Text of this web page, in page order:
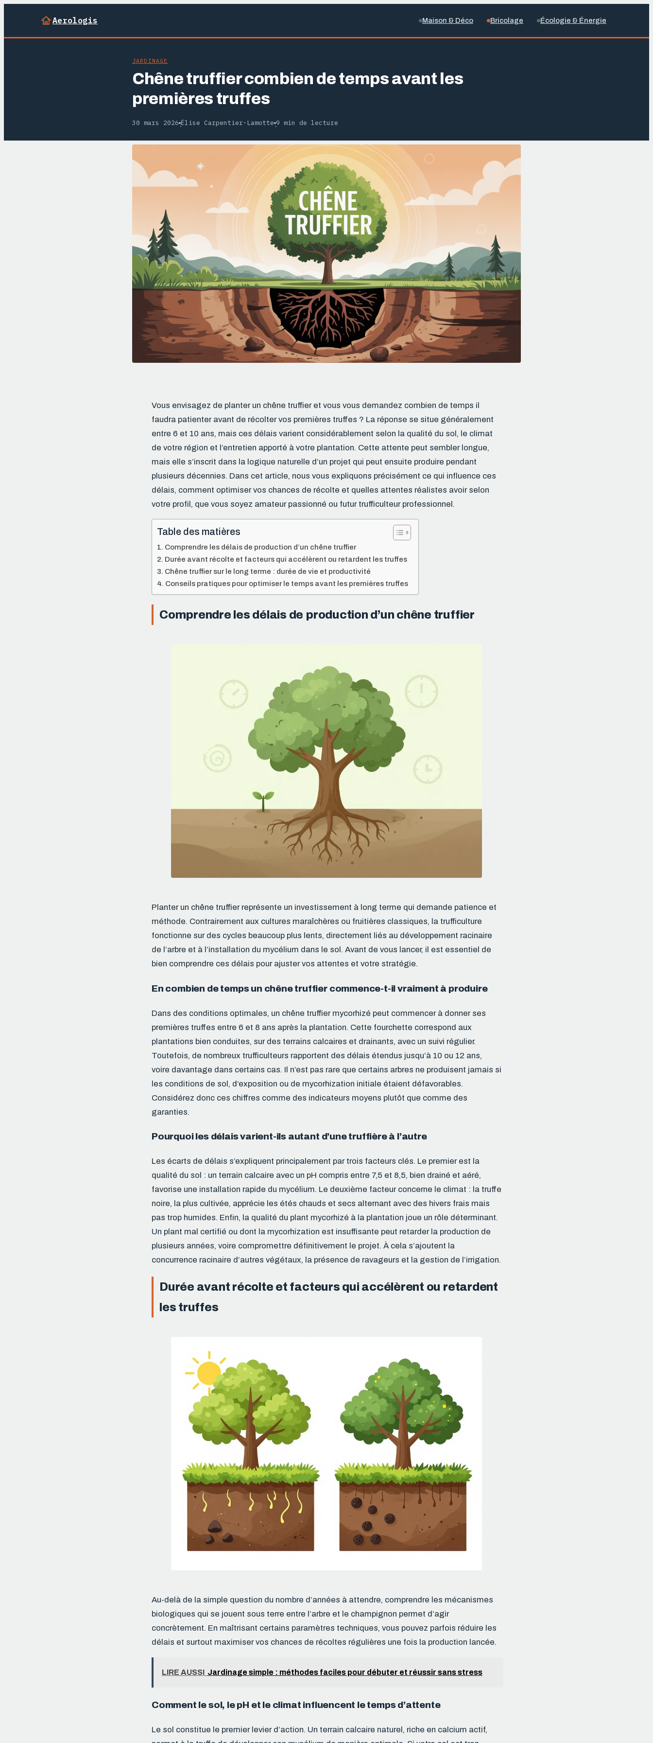
Aerologis Maison & Déco Bricolage Écologie & Énergie
JARDINAGE
Chêne truffier combien de temps avant les
premières truffes
30 mars 2026·Élise Carpentier-Lamotte·9 min de lecture
Vous envisagez de planter un chêne truffier et vous vous demandez combien de temps il
faudra patienter avant de récolter vos premières truffes ? La réponse se situe généralement
entre 6 et 10 ans, mais ces délais varient considérablement selon la qualité du sol, le climat
de votre région et l’entretien apporté à votre plantation. Cette attente peut sembler longue,
mais elle s’inscrit dans la logique naturelle d’un projet qui peut ensuite produire pendant
plusieurs décennies. Dans cet article, nous vous expliquons précisément ce qui influence ces
délais, comment optimiser vos chances de récolte et quelles attentes réalistes avoir selon
votre profil, que vous soyez amateur passionné ou futur trufficulteur professionnel.
Table des matières
Comprendre les délais de production d’un chêne truffier
Durée avant récolte et facteurs qui accélèrent ou retardent les truffes
Chêne truffier sur le long terme : durée de vie et productivité
Conseils pratiques pour optimiser le temps avant les premières truffes
Comprendre les délais de production d’un chêne truffier
Planter un chêne truffier représente un investissement à long terme qui demande patience et
méthode. Contrairement aux cultures maraîchères ou fruitières classiques, la trufficulture
fonctionne sur des cycles beaucoup plus lents, directement liés au développement racinaire
de l’arbre et à l’installation du mycélium dans le sol. Avant de vous lancer, il est essentiel de
bien comprendre ces délais pour ajuster vos attentes et votre stratégie.
En combien de temps un chêne truffier commence-t-il vraiment à produire
Dans des conditions optimales, un chêne truffier mycorhizé peut commencer à donner ses
premières truffes entre 6 et 8 ans après la plantation. Cette fourchette correspond aux
plantations bien conduites, sur des terrains calcaires et drainants, avec un suivi régulier.
Toutefois, de nombreux trufficulteurs rapportent des délais étendus jusqu’à 10 ou 12 ans,
voire davantage dans certains cas. Il n’est pas rare que certains arbres ne produisent jamais si
les conditions de sol, d’exposition ou de mycorhization initiale étaient défavorables.
Considérez donc ces chiffres comme des indicateurs moyens plutôt que comme des
garanties.
Pourquoi les délais varient-ils autant d’une truffière à l’autre
Les écarts de délais s’expliquent principalement par trois facteurs clés. Le premier est la
qualité du sol : un terrain calcaire avec un pH compris entre 7,5 et 8,5, bien drainé et aéré,
favorise une installation rapide du mycélium. Le deuxième facteur concerne le climat : la truffe
noire, la plus cultivée, apprécie les étés chauds et secs alternant avec des hivers frais mais
pas trop humides. Enfin, la qualité du plant mycorhizé à la plantation joue un rôle déterminant.
Un plant mal certifié ou dont la mycorhization est insuffisante peut retarder la production de
plusieurs années, voire compromettre définitivement le projet. À cela s’ajoutent la
concurrence racinaire d’autres végétaux, la présence de ravageurs et la gestion de l’irrigation.
Durée avant récolte et facteurs qui accélèrent ou retardent
les truffes
Au-delà de la simple question du nombre d’années à attendre, comprendre les mécanismes
biologiques qui se jouent sous terre entre l’arbre et le champignon permet d’agir
concrètement. En maîtrisant certains paramètres techniques, vous pouvez parfois réduire les
délais et surtout maximiser vos chances de récoltes régulières une fois la production lancée.
LIRE AUSSI Jardinage simple : méthodes faciles pour débuter et réussir sans stress
Comment le sol, le pH et le climat influencent le temps d’attente
Le sol constitue le premier levier d’action. Un terrain calcaire naturel, riche en calcium actif,